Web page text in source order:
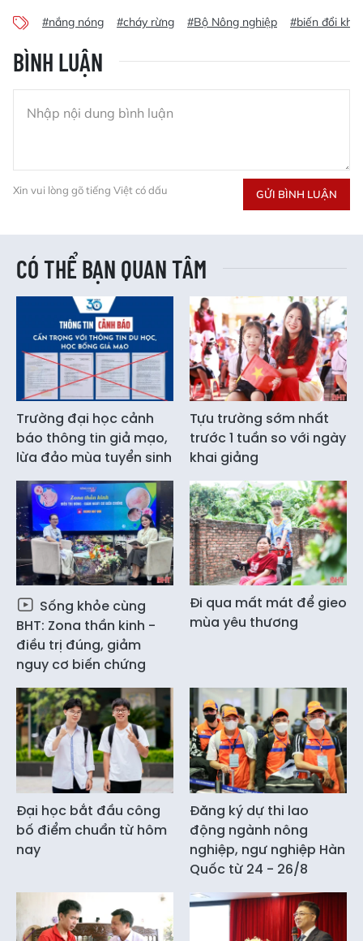
#nắng nóng #cháy rừng #Bộ Nông nghiệp #biến đổi khí
BÌNH LUẬN
Xin vui lòng gõ tiếng Việt có dấu GỬI BÌNH LUẬN
CÓ THỂ BẠN QUAN TÂM
Trường đại học cảnh
báo thông tin giả mạo,
lừa đảo mùa tuyển sinh
Tựu trường sớm nhất
trước 1 tuần so với ngày
khai giảng
Sống khỏe cùng
BHT: Zona thần kinh -
điều trị đúng, giảm
nguy cơ biến chứng
Đi qua mất mát để gieo
mùa yêu thương
Đại học bắt đầu công
bố điểm chuẩn từ hôm
nay
Đăng ký dự thi lao
động ngành nông
nghiệp, ngư nghiệp Hàn
Quốc từ 24 - 26/8